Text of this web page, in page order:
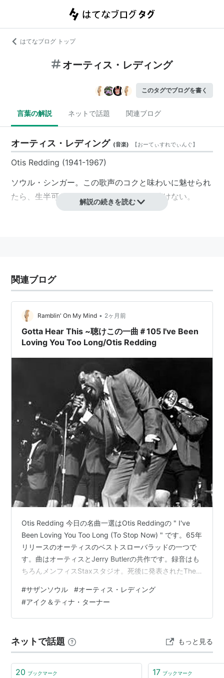
はてなブログ トップ
オーティス・レディング
このタグでブログを書く
言葉の解説 ネットで話題 関連ブログ
オーティス・レディング (音楽) 【おーてぃすれでぃんぐ】
Otis Redding (1941-1967)
ソウル・シンガー。この歌声のコクと味わいに魅せられ
たら、生半可なものはあっさりしすぎて聴けない。
解説の続きを読む
関連ブログ
Ramblin' On My Mind • 2ヶ月前
Gotta Hear This ~聴けこの一曲＃105 I've Been
Loving You Too Long/Otis Redding
Otis Redding 今日の名曲一選はOtis Reddingの " I've
Been Loving You Too Long (To Stop Now) " です。65年
リリースのオーティスのベストスローバラッドの一つで
す。曲はオーティスとJerry Butlerの共作です。録音はも
ちろんメンフィスStaxスタジオ。死後に発表されたThe
で登った曲です。Booker T & MG'sとメンフィスホーンズ
の生んだ最上の音の一つです。オーティスの声はどんな
テンポの曲でも哀しげですが、バラッドとなるとやはり
#サザンソウル #オーティス・レディング
#アイク＆ティナ・ターナー
ネットで話題 もっと見る
20 ブックマーク 17 ブックマーク